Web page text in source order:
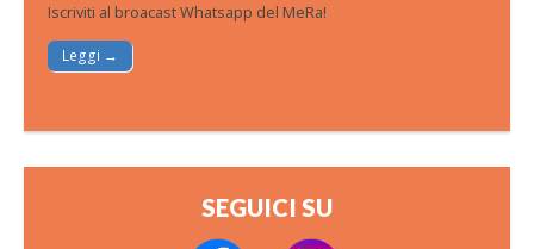
Iscriviti al broacast Whatsapp del MeRa!
Leggi →
SEGUICI SU